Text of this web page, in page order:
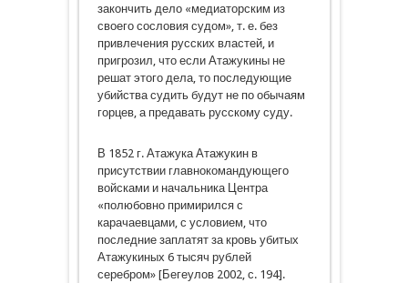
закончить дело «медиаторским из
своего сословия судом», т. е. без
привлечения русских властей, и
пригрозил, что если Атажукины не
решат этого дела, то последующие
убийства судить будут не по обычаям
горцев, а предавать русскому суду.
В 1852 г. Атажука Атажукин в
присутствии главнокомандующего
войсками и начальника Цен­тра
«полюбовно примирился с
карачаевцами, с условием, что
последние заплатят за кровь убитых
Атажукиных 6 тысяч руб­лей
серебром» [Бегеулов 2002, с. 194].